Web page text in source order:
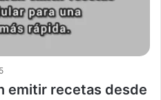
emitir recetas desde